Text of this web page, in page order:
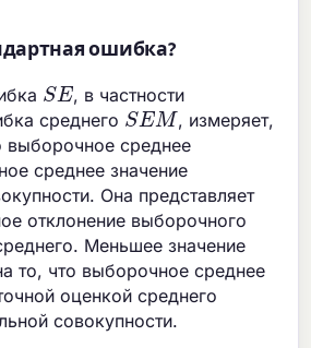
ошибка?
SE, в частности
среднего SEM , измеряет,
выборочное среднее
среднее значение
Она представляет
отклонение выборочного
Меньшее значение
то, что выборочное среднее
оценкой среднего
совокупности.